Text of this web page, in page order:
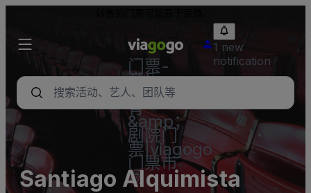
门票-
音乐
会，体
育
&amp；
剧院门
票|viagogo
门票市
场
1 new
notification
Santiago Alquimista